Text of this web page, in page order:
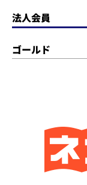
法人会員
ゴールド